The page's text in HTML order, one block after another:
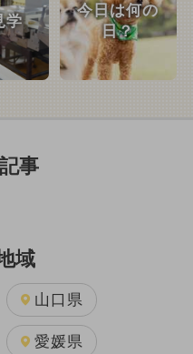
学
今日は何の
日？
事
域
山口県
愛媛県